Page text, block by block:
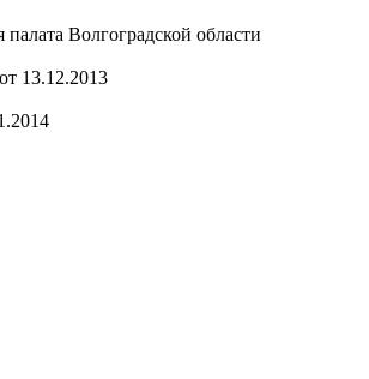
палата Волгоградской области
13.12.2013